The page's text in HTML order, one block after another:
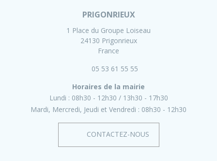
PRIGONRIEUX
1 Place du Groupe Loiseau
24130 Prigonrieux
France
05 53 61 55 55
Horaires de la mairie
Lundi : 08h30 - 12h30
13h30 - 17h30
Mardi, Mercredi, Jeudi et Vendredi : 08h30 - 12h30
CONTACTEZ-NOUS